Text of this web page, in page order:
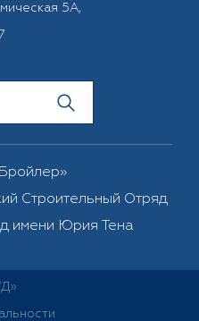
5А,
Строительный Отряд
имени Юрия Тена